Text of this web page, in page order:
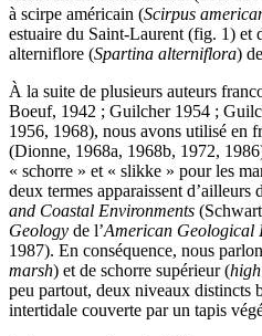
à scirpe américain (Scirpus
estuaire du Saint-Laurent (fig. 1) et
alterniflore (Spartina alterniflora)
À la suite de plusieurs auteurs
Boeuf, 1942 ; Guilcher 1954 ;
1956, 1968), nous avons utilisé en
(Dionne, 1968a, 1968b, 1972,
« schorre » et « slikke » pour les
deux termes apparaissent d’ailleurs
and Coastal Environments
Geology de l’American Geological
1987). En conséquence, nous
marsh) et de schorre supérieur (
peu partout, deux niveaux distincts
intertidale couverte par un tapis